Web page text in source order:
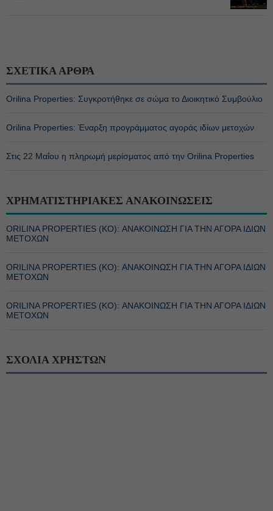
ΣΧΕΤΙΚΑ ΑΡΘΡΑ
Orilina Properties: Συγκροτήθηκε σε σώμα το Διοικητικό Συμβούλιο
Orilina Properties: Έναρξη προγράμματος αγοράς ιδίων μετοχών
Στις 22 Μαΐου η πληρωμή μερίσματος από την Orilina Properties
ΧΡΗΜΑΤΙΣΤΗΡΙΑΚΕΣ ΑΝΑΚΟΙΝΩΣΕΙΣ
ORILINA PROPERTIES (ΚΟ): ΑΝΑΚΟΙΝΩΣΗ ΓΙΑ ΤΗΝ ΑΓΟΡΑ ΙΔΙΩΝ
ΜΕΤΟΧΩΝ
ORILINA PROPERTIES (ΚΟ): ΑΝΑΚΟΙΝΩΣΗ ΓΙΑ ΤΗΝ ΑΓΟΡΑ ΙΔΙΩΝ
ΜΕΤΟΧΩΝ
ORILINA PROPERTIES (ΚΟ): ΑΝΑΚΟΙΝΩΣΗ ΓΙΑ ΤΗΝ ΑΓΟΡΑ ΙΔΙΩΝ
ΜΕΤΟΧΩΝ
ΣΧΟΛΙΑ ΧΡΗΣΤΩΝ